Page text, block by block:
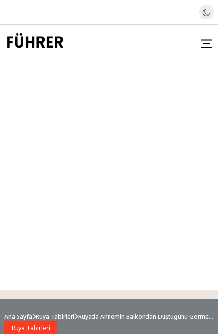
Ana Sayfa Rüya Tabirleri Rüyada Annemin Balkondan Düştüğünü Görmek
Rüya Tabirleri